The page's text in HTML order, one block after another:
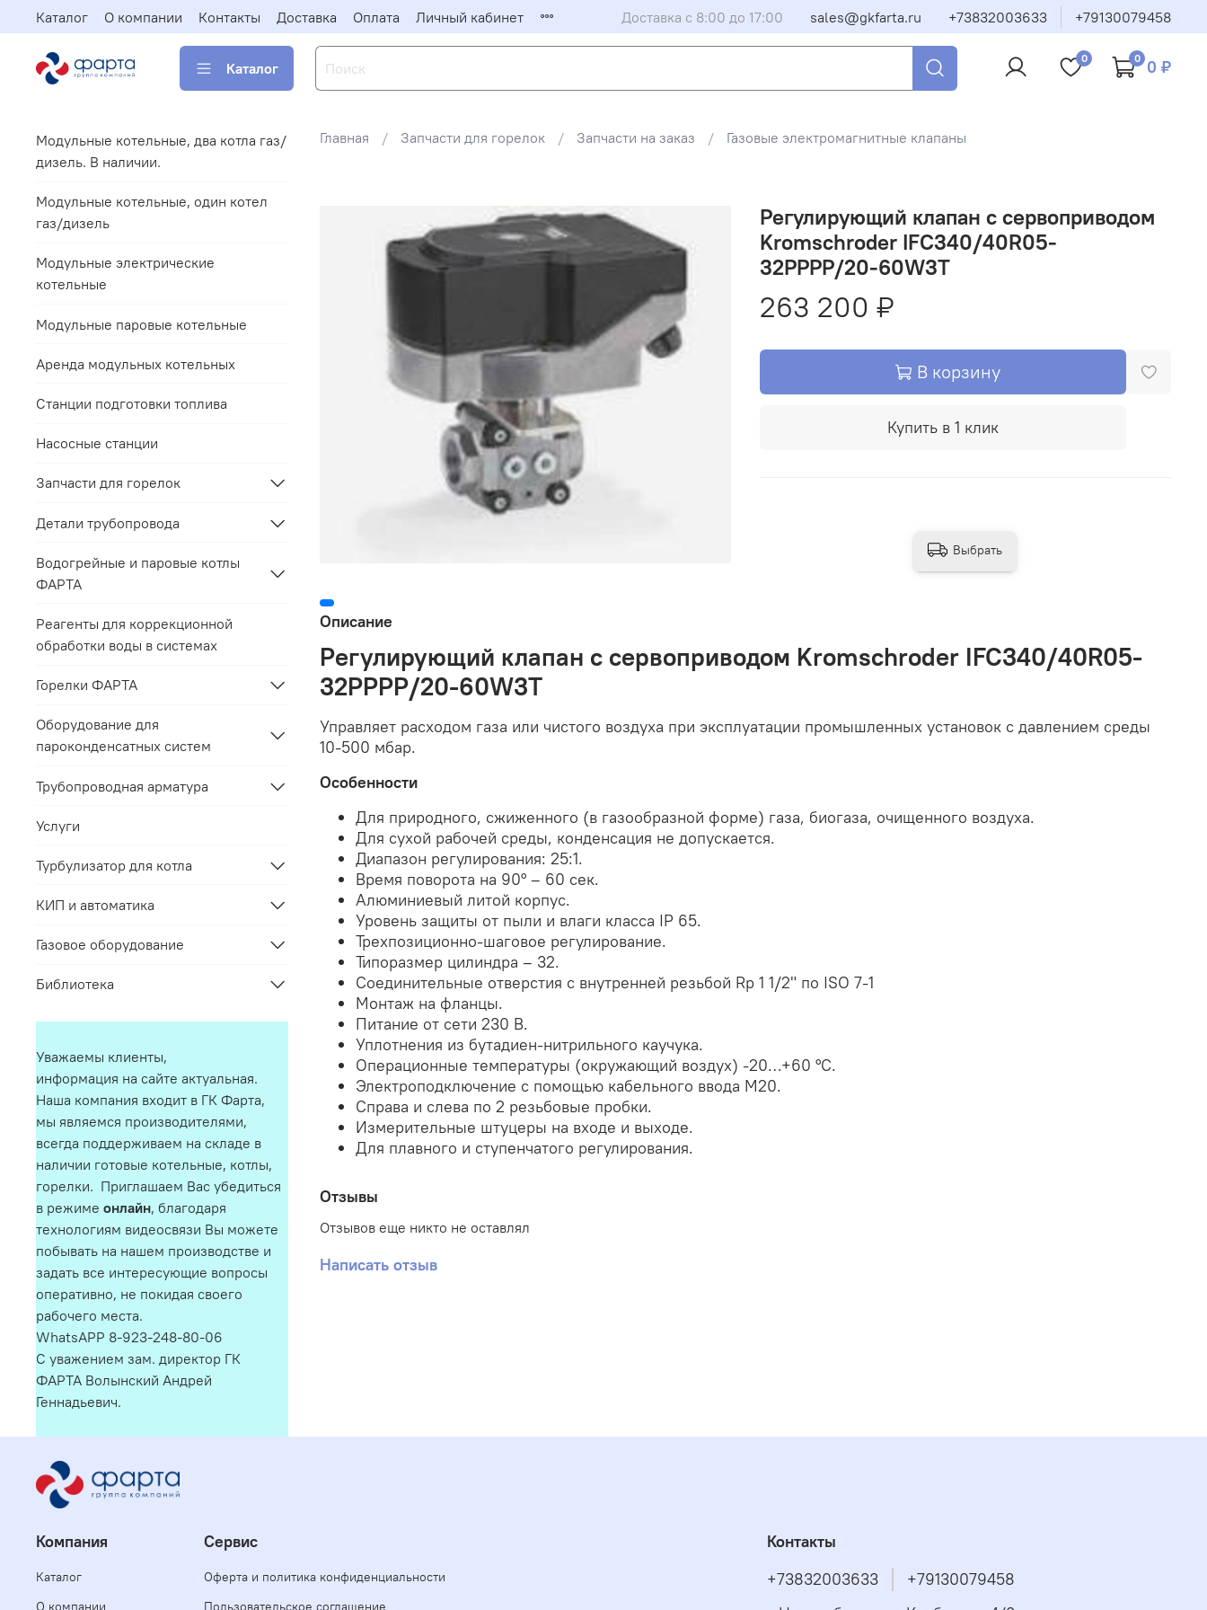
Каталог О компании Контакты Доставка Оплата Личный кабинет Доставка с 8:00 до 17:00 sales@gkfarta.ru +73832003633 +79130079458
Каталог
0 0 0 ₽
Главная Запчасти для горелок Запчасти на заказ Газовые электромагнитные клапаны
Регулирующий клапан с сервоприводом
Kromschroder IFC340/40R05-
32PPPP/20-60W3T
263 200 ₽
В корзину
Купить в 1 клик
Описание
Регулирующий клапан с сервоприводом Kromschroder IFC340/40R05-
32PPPP/20-60W3T
Управляет расходом газа или чистого воздуха при эксплуатации промышленных установок с давлением среды
10-500 мбар.
Особенности
Для природного, сжиженного (в газообразной форме) газа, биогаза, очищенного воздуха.
Для сухой рабочей среды, конденсация не допускается.
Диапазон регулирования: 25:1.
Время поворота на 90° – 60 сек.
Алюминиевый литой корпус.
Уровень защиты от пыли и влаги класса IP 65.
Трехпозиционно-шаговое регулирование.
Типоразмер цилиндра – 32.
Соединительные отверстия с внутренней резьбой Rp 1 1/2" по ISO 7-1
Монтаж на фланцы.
Питание от сети 230 В.
Уплотнения из бутадиен-нитрильного каучука.
Операционные температуры (окружающий воздух) -20…+60 °C.
Электроподключение с помощью кабельного ввода M20.
Справа и слева по 2 резьбовые пробки.
Измерительные штуцеры на входе и выходе.
Для плавного и ступенчатого регулирования.
Отзывы
Отзывов еще никто не оставлял
Написать отзыв
Выбрать
Модульные котельные, два котла газ/
дизель. В наличии.
Модульные котельные, один котел
газ/дизель
Модульные электрические
котельные
Модульные паровые котельные
Аренда модульных котельных
Станции подготовки топлива
Насосные станции
Запчасти для горелок
Детали трубопровода
Водогрейные и паровые котлы
ФАРТА
Реагенты для коррекционной
обработки воды в системах
Горелки ФАРТА
Оборудование для
пароконденсатных систем
Трубопроводная арматура
Услуги
Турбулизатор для котла
КИП и автоматика
Газовое оборудование
Библиотека
Уважаемы клиенты,
информация на сайте актуальная.
Наша компания входит в ГК Фарта,
мы являемся производителями,
всегда поддерживаем на складе в
наличии готовые котельные, котлы,
горелки. Приглашаем Вас убедиться
в режиме онлайн, благодаря
технологиям видеосвязи Вы можете
побывать на нашем производстве и
задать все интересующие вопросы
оперативно, не покидая своего
рабочего места.
WhatsAPP 8-923-248-80-06
С уважением зам. директор ГК
ФАРТА Волынский Андрей
Геннадьевич.
Компания
Каталог
О компании
Сервис
Оферта и политика конфиденциальности
Пользовательское соглашение
Контакты
+73832003633
+79130079458